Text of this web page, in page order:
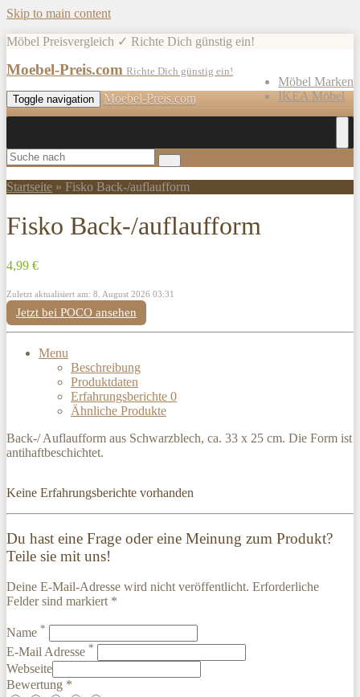
Skip to main content
Möbel Preisvergleich ✓ Richte Dich günstig ein!
Möbel Marken
IKEA Möbel
Moebel-Preis.com Richte Dich günstig ein!
Toggle navigation Moebel-Preis.com
Startseite » Fisko Back-/auflaufform
Fisko Back-/auflaufform
4,99 €
Zuletzt aktualisiert am: 8. August 2026 03:31
Jetzt bei POCO ansehen
Menu
Beschreibung
Produktdaten
Erfahrungsberichte 0
Ähnliche Produkte
Back-/ Auflaufform aus Schwarzblech, ca. 33 x 25 cm. Die Form ist
antihaftbeschichtet.
Keine Erfahrungsberichte vorhanden
Du hast eine Frage oder eine Meinung zum Produkt?
Teile sie mit uns!
Deine E-Mail-Adresse wird nicht veröffentlicht. Erforderliche
Felder sind markiert *
Name *
E-Mail Adresse *
Webseite
Bewertung *